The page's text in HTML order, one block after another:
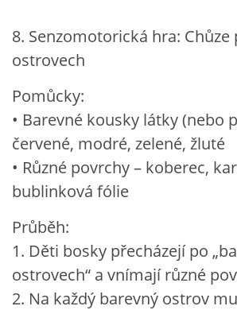
8. Senzomotorická hra: Chůze
ostrovech
Pomůcky:
• Barevné kousky látky (nebo
červené, modré, zelené, žluté
• Různé povrchy – koberec,
bublinková fólie
Průběh:
1. Děti bosky přecházejí po
ostrovech“ a vnímají různé
2. Na každý barevný ostrov